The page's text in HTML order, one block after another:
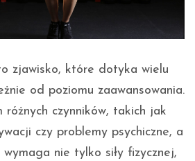
zjawisko, które dotyka wielu
od poziomu zaawansowania.
różnych czynników, takich jak
czy problemy psychiczne, a
wymaga nie tylko siły fizycznej,